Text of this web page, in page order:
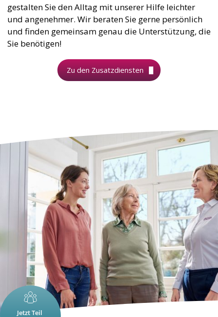
gestalten Sie den Alltag mit unserer Hilfe leichter
und angenehmer. Wir beraten Sie gerne persönlich
und finden gemeinsam genau die Unterstützung, die
Sie benötigen!
Zu den Zusatzdiensten